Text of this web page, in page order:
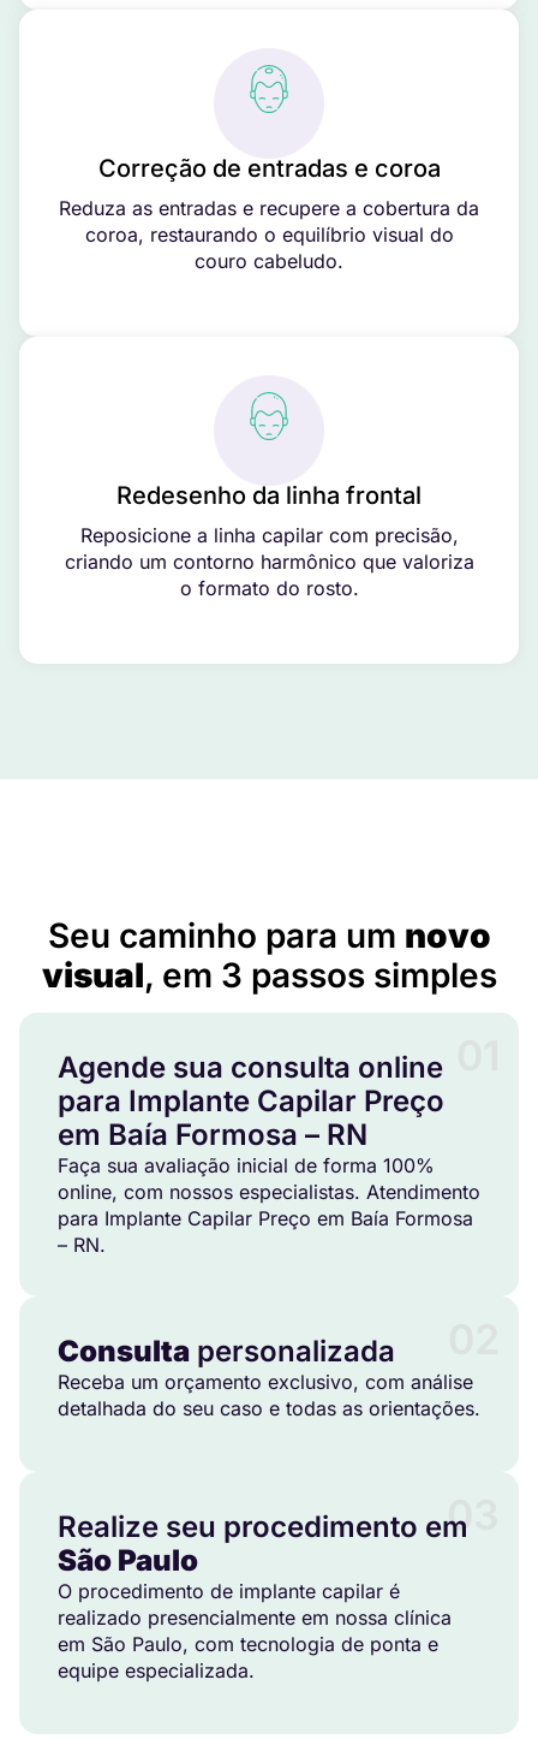
Correção de entradas e coroa
Reduza as entradas e recupere a cobertura da
coroa, restaurando o equilíbrio visual do
couro cabeludo.
Redesenho da linha frontal
Reposicione a linha capilar com precisão,
criando um contorno harmônico que valoriza
o formato do rosto.
Seu caminho para um novo
visual, em 3 passos simples
Agende sua consulta online
para Implante Capilar Preço
em Baía Formosa – RN
Faça sua avaliação inicial de forma 100%
online, com nossos especialistas. Atendimento
para Implante Capilar Preço em Baía Formosa
– RN.
Consulta personalizada
Receba um orçamento exclusivo, com análise
detalhada do seu caso e todas as orientações.
03
Realize seu procedimento em
São Paulo
O procedimento de implante capilar é
realizado presencialmente em nossa clínica
em São Paulo, com tecnologia de ponta e
equipe especializada.